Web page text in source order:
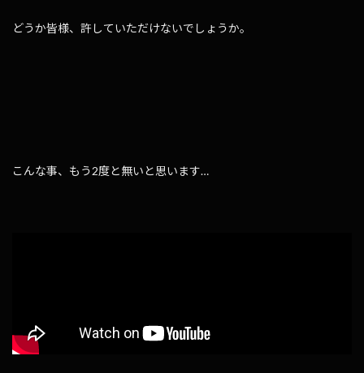
どうか皆様、許していただけないでしょうか。
こんな事、もう2度と無いと思います…